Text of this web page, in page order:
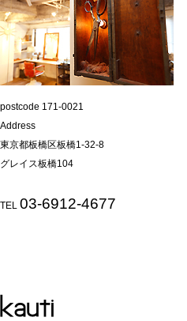
postcode 171-0021
Address
東京都板橋区板橋1-32-8
グレイス板橋104
TEL 03-6912-4677